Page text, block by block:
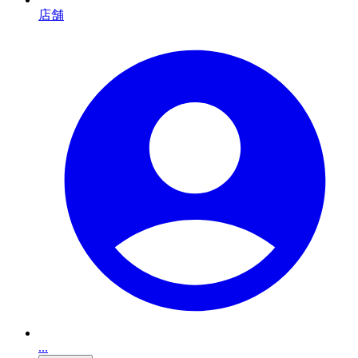
店舗
...